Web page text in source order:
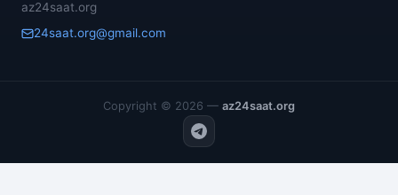
az24saat.org
24saat.org@gmail.com
Copyright © 2026 — az24saat.org